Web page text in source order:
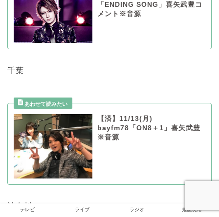
「ENDING SONG」喜矢武豊コ
メント※音源
千葉
【済】11/13(月)
bayfm78「ON8＋1」喜矢武豊
※音源
神奈川
テレビ ライブ ラジオ 鬼龍院翔